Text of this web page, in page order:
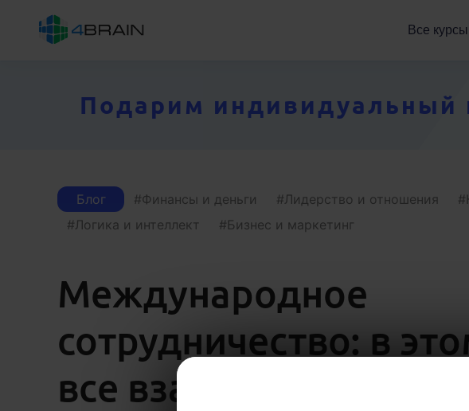
Все курсы
Подарим индивидуальный
Блог Финансы и деньги Лидерство и отношения
Логика и интеллект
Бизнес и маркетинг
Международное
сотрудничество: в
все взаимосвязано!